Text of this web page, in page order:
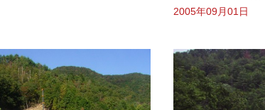
2005年09月01日